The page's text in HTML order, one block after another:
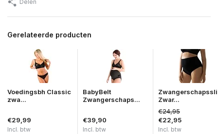
Delen
Gerelateerde producten
Voedingsbh Classic
zwa...
€29,99
Incl. btw
BabyBelt
Zwangerschaps...
€39,90
Incl. btw
Zwar...
€24,95
€22,95
Incl. btw